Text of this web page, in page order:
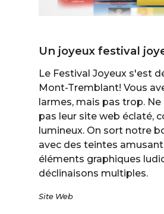
Un joyeux festival
Le Festival Joyeux s'est
Mont-Tremblant! Vous
larmes, mais pas trop.
pas leur site web éclaté,
lumineux. On sort notre
avec des teintes
éléments graphiques
déclinaisons multiples.
Site Web